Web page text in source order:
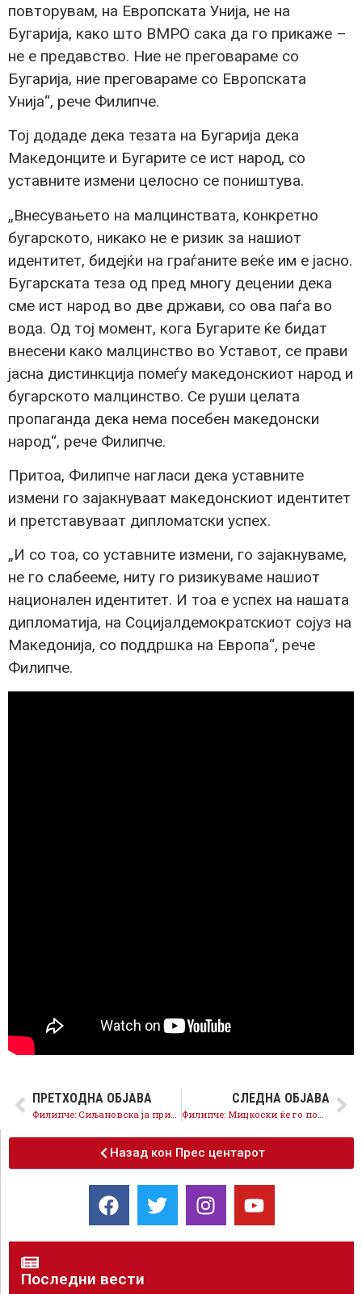
повторувам, на Европската Унија, не на
Бугарија, како што ВМРО сака да го прикаже –
не е предавство. Ние не преговараме со
Бугарија, ние преговараме со Европската
Унија“, рече Филипче.
Тој додаде дека тезата на Бугарија дека
Македонците и Бугарите се ист народ, со
уставните измени целосно се поништува.
„Внесувањето на малцинствата, конкретно
бугарското, никако не е ризик за нашиот
идентитет, бидејќи на граѓаните веќе им е јасно.
Бугарската теза од пред многу децении дека
сме ист народ во две држави, со ова паѓа во
вода. Од тој момент, кога Бугарите ќе бидат
внесени како малцинство во Уставот, се прави
јасна дистинкција помеѓу македонскиот народ и
бугарското малцинство. Се руши целата
пропаганда дека нема посебен македонски
народ“, рече Филипче.
Притоа, Филипче нагласи дека уставните
измени го зајакнуваат македонскиот идентитет
и претставуваат дипломатски успех.
„И со тоа, со уставните измени, го зајакнуваме,
не го слабееме, ниту го ризикуваме нашиот
национален идентитет. И тоа е успех на нашата
дипломатија, на Социјалдемократскиот сојуз на
Македонија, со поддршка на Европа“, рече
Филипче.
ПРЕТХОДНА ОБЈАВА
Филипче: Сиљановска ја призна, најголемата политичка хипокризија и измама на ВМРО на сопствениот народ
СЛЕДНА ОБЈАВА
Филипче: Мицкоски ќе го поништуваше Преспанскиот договор па рече дека е ремек-дело на дипломатијата
Назад кон Прес центарот
Последни вести